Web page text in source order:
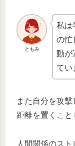
ともみ
私は
の忙
動が
てい
また自分を攻撃
距離を置くこと
人間関係のス